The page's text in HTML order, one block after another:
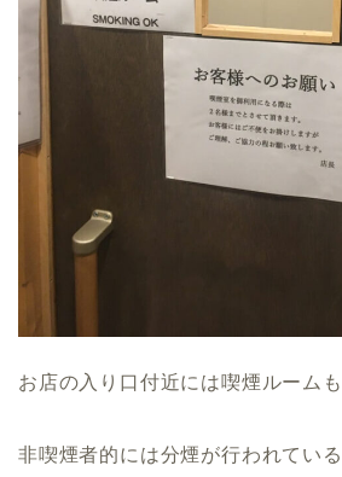
お店の入り口付近には喫煙ルームも
非喫煙者的には分煙が行われてい